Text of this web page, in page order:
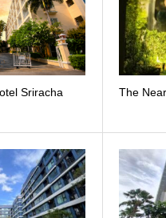
Sriracha The